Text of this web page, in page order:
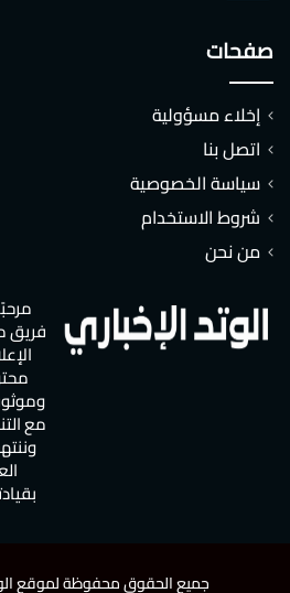
صفحات
إخلاء مسؤولية
اتصل بنا
سياسة الخصوصية
شروط الاستخدام
من نحن
فريق
مع
جميع الحقوق محفوظة لموقع الوتد